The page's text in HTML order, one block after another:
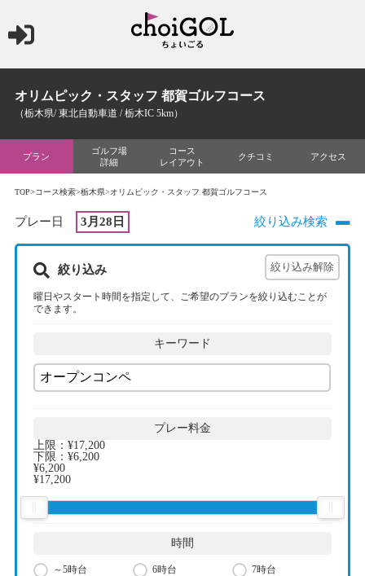
オリムピック・スタッフ 都賀ゴルフコース
（栃木県/ 東北自動車道 / 栃木IC 5km）
プラン
ゴルフ場
詳細
コース
レイアウト
クチコミ アクセス
TOP>コース検索>栃木県>オリムピック・スタッフ 都賀ゴルフコース
プレー日 3月28日 絞り込み検索
絞り込み
曜日やスタート時間を指定して、ご希望のプランを絞り込むことが
できます。
キーワード
プレー料金
上限： ¥17,200
下限： ¥6,200
¥6,200
¥17,200
時間
～5時台 6時台
7時台